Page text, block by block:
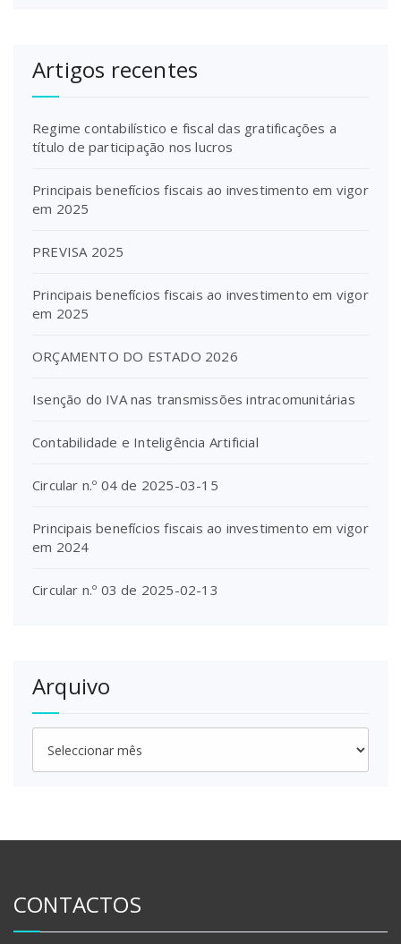
Artigos recentes
Regime contabilístico e fiscal das gratificações a
título de participação nos lucros
Principais benefícios fiscais ao investimento em vigor
em 2025
PREVISA 2025
Principais benefícios fiscais ao investimento em vigor
em 2025
ORÇAMENTO DO ESTADO 2026
Isenção do IVA nas transmissões intracomunitárias
Contabilidade e Inteligência Artificial
Circular n.º 04 de 2025-03-15
Principais benefícios fiscais ao investimento em vigor
em 2024
Circular n.º 03 de 2025-02-13
Arquivo
CONTACTOS